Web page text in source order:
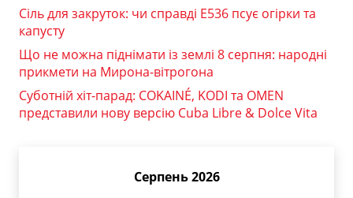
Сіль для закруток: чи справді Е536 псує огірки та
капусту
Що не можна піднімати із землі 8 серпня: народні
прикмети на Мирона-вітрогона
Суботній хіт-парад: COKAINÉ, KODI та OMEN
представили нову версію Cuba Libre & Dolce Vita
Серпень 2026